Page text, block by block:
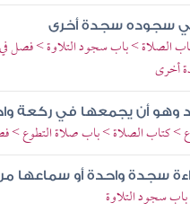
سجوده سجدة أخرى
الصلاة > باب سجود التلاوة > فصل
أخرى
وهو أن يجمعها في ركعة
> كتاب الصلاة > باب صلاة التطوع >
سجدة واحدة أو سماعها
سجود التلاوة